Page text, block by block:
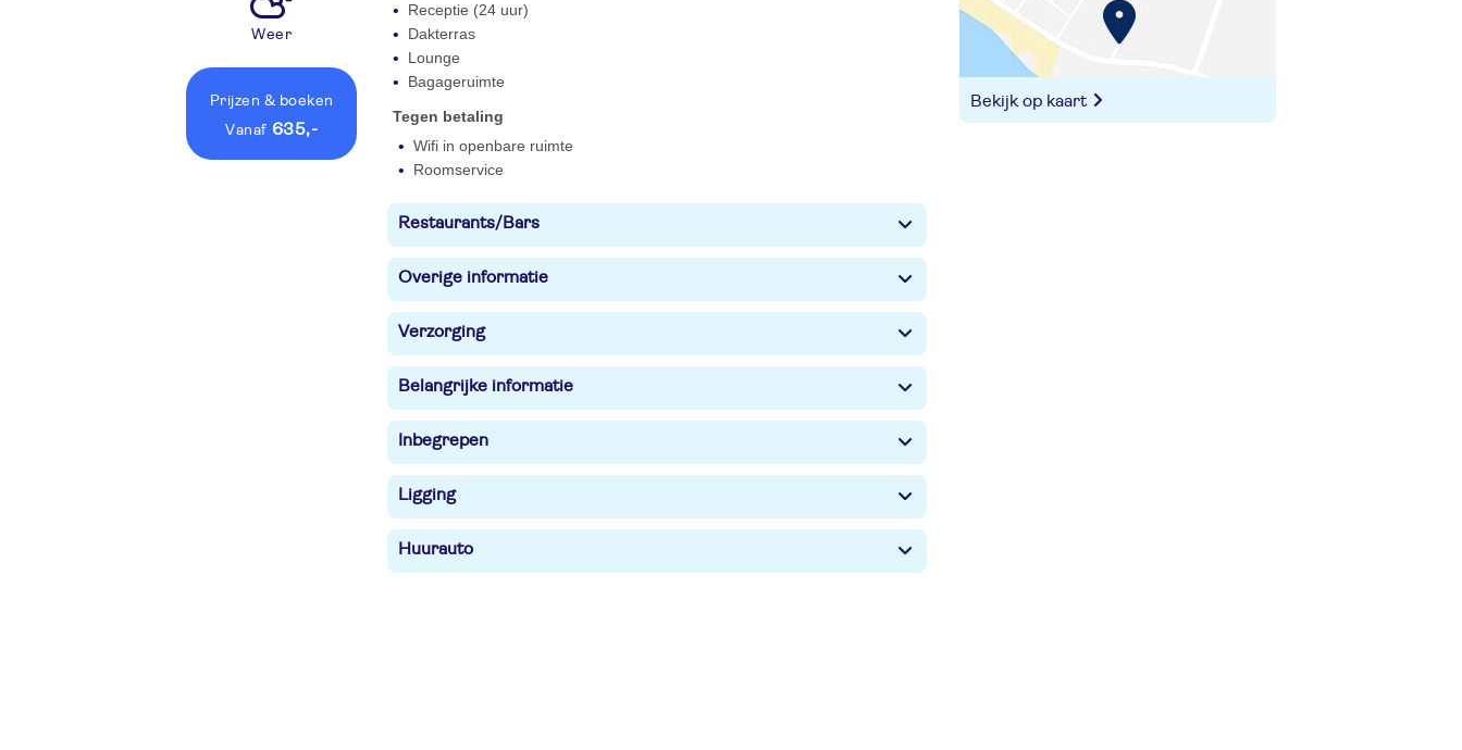
Weer
Prijzen & boeken
vanaf 635,-
Receptie (24 uur)
Dakterras
Lounge
Bagageruimte
Tegen betaling
Wifi in openbare ruimte
Roomservice
Restaurants/Bars
Overige informatie
Verzorging
Belangrijke informatie
Inbegrepen
Ligging
Huurauto
Bekijk op kaart